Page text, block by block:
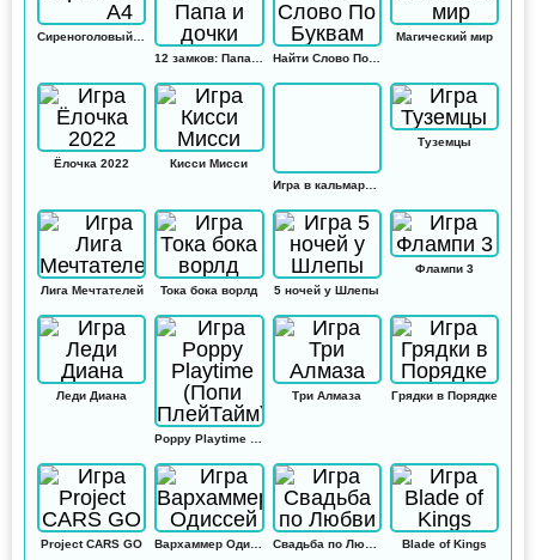
Найти Слово По Буквам
Магический мир
Ёлочка 2022
Кисси Мисси
Игра в кальмара: Амонг ас
Туземцы
Лига Мечтателей Тока бока ворлд 5 ночей у Шлепы
Флампи 3
Леди Диана Три Алмаза Грядки в Порядке
Project CARS GO Свадьба по Любви Blade of Kings